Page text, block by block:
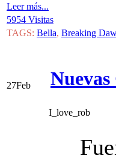
Leer más...
5954 Visitas
TAGS: Bella, Breaking
27Feb
I_love_rob